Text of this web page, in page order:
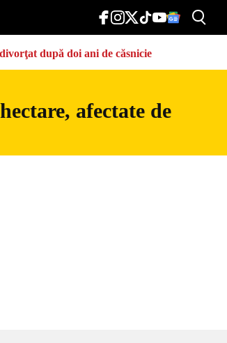
după doi ani de căsnicie
afectate de